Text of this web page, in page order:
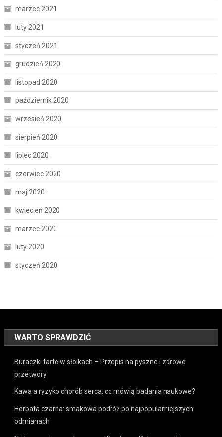
marzec 2021
luty 2021
styczeń 2021
grudzień 2020
listopad 2020
październik 2020
wrzesień 2020
sierpień 2020
lipiec 2020
czerwiec 2020
maj 2020
kwiecień 2020
marzec 2020
luty 2020
styczeń 2020
WARTO SPRAWDZIĆ
Buraczki tarte w słoikach – Przepis na pyszne i zdrowe
przetwory
Kawa a ryzyko chorób serca: co mówią badania naukowe?
Herbata czarna: smakowa podróż po najpopularniejszych
odmianach